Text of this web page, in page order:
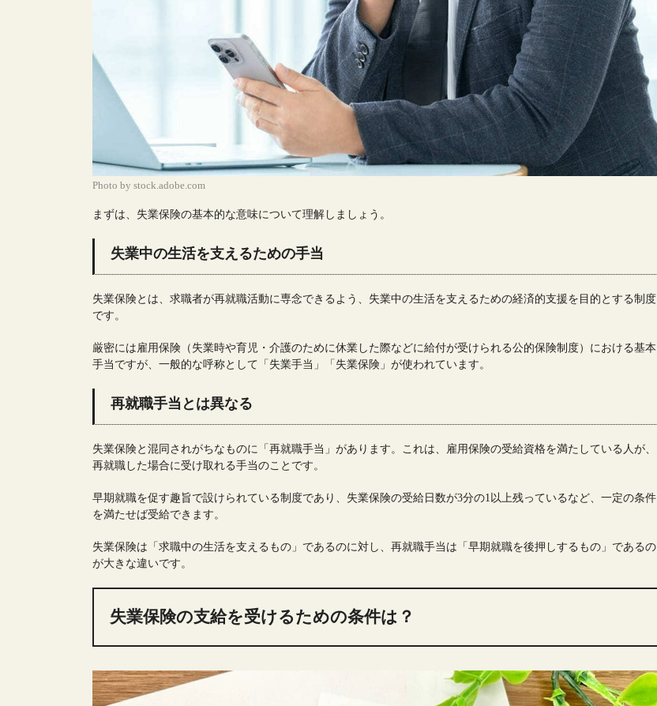
Photo by stock.adobe.com
まずは、失業保険の基本的な意味について理解しましょう。
失業中の生活を支えるための手当
失業保険とは、求職者が再就職活動に専念できるよう、失業中の生活を支えるための経済的支援を目的とする制度
です。
厳密には雇用保険（失業時や育児・介護のために休業した際などに給付が受けられる公的保険制度）における基本
手当ですが、一般的な呼称として「失業手当」「失業保険」が使われています。
再就職手当とは異なる
失業保険と混同されがちなものに「再就職手当」があります。これは、雇用保険の受給資格を満たしている人が、
再就職した場合に受け取れる手当のことです。
早期就職を促す趣旨で設けられている制度であり、失業保険の受給日数が3分の1以上残っているなど、一定の条件
を満たせば受給できます。
失業保険は「求職中の生活を支えるもの」であるのに対し、再就職手当は「早期就職を後押しするもの」であるの
が大きな違いです。
失業保険の支給を受けるための条件は？